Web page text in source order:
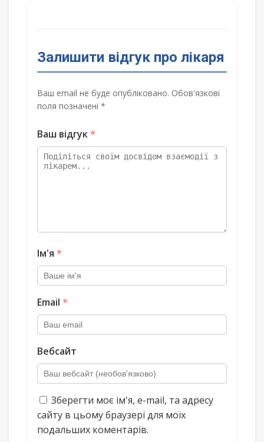
Залишити відгук про лікаря
Ваш email не буде опубліковано. Обов'язкові
поля позначені *
Ваш відгук*
Ім'я *
Email *
Вебсайт
Зберегти моє ім'я, e-mail, та адресу
сайту в цьому браузері для моїх
подальших коментарів.